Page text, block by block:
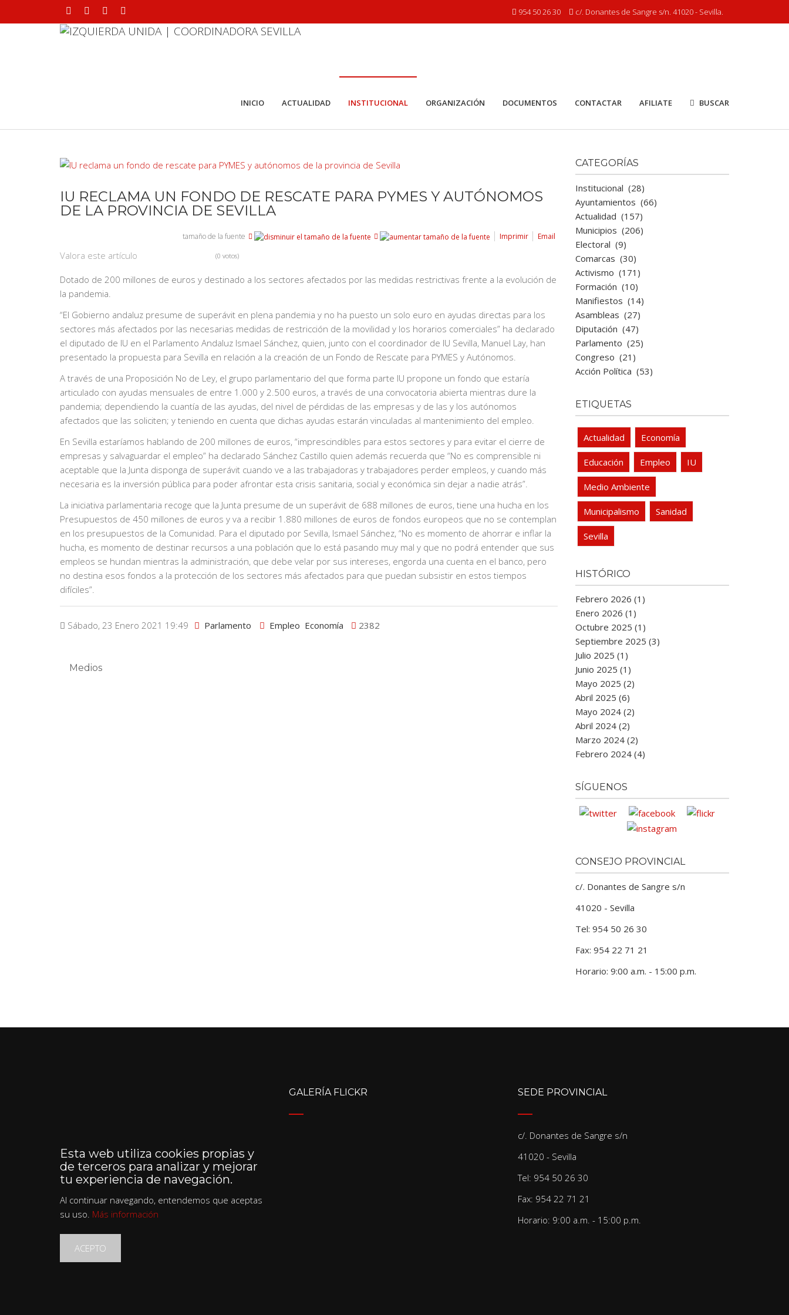
954 50 26 30 c/. Donantes de Sangre s/n. 41020 - Sevilla.
INICIO ACTUALIDAD INSTITUCIONAL ORGANIZACIÓN DOCUMENTOS CONTACTAR AFILIATE BUSCAR
IU RECLAMA UN FONDO DE RESCATE PARA PYMES Y AUTÓNOMOS
DE LA PROVINCIA DE SEVILLA
tamaño de la fuente Imprimir Email
Valora este artículo (0 votos)
Dotado de 200 millones de euros y destinado a los sectores afectados por las medidas restrictivas frente a la evolución de
la pandemia.
“El Gobierno andaluz presume de superávit en plena pandemia y no ha puesto un solo euro en ayudas directas para los
sectores más afectados por las necesarias medidas de restricción de la movilidad y los horarios comerciales” ha declarado
el diputado de IU en el Parlamento Andaluz Ismael Sánchez, quien, junto con el coordinador de IU Sevilla, Manuel Lay, han
presentado la propuesta para Sevilla en relación a la creación de un Fondo de Rescate para PYMES y Autónomos.
A través de una Proposición No de Ley, el grupo parlamentario del que forma parte IU propone un fondo que estaría
articulado con ayudas mensuales de entre 1.000 y 2.500 euros, a través de una convocatoria abierta mientras dure la
pandemia; dependiendo la cuantía de las ayudas, del nivel de pérdidas de las empresas y de las y los autónomos
afectados que las soliciten; y teniendo en cuenta que dichas ayudas estarán vinculadas al mantenimiento del empleo.
En Sevilla estaríamos hablando de 200 millones de euros, “imprescindibles para estos sectores y para evitar el cierre de
empresas y salvaguardar el empleo” ha declarado Sánchez Castillo quien además recuerda que “No es comprensible ni
aceptable que la Junta disponga de superávit cuando ve a las trabajadoras y trabajadores perder empleos, y cuando más
necesaria es la inversión pública para poder afrontar esta crisis sanitaria, social y económica sin dejar a nadie atrás”.
La iniciativa parlamentaria recoge que la Junta presume de un superávit de 688 millones de euros, tiene una hucha en los
Presupuestos de 450 millones de euros y va a recibir 1.880 millones de euros de fondos europeos que no se contemplan
en los presupuestos de la Comunidad. Para el diputado por Sevilla, Ismael Sánchez, “No es momento de ahorrar e inflar la
hucha, es momento de destinar recursos a una población que lo está pasando muy mal y que no podrá entender que sus
empleos se hundan mientras la administración, que debe velar por sus intereses, engorda una cuenta en el banco, pero
no destina esos fondos a la protección de los sectores más afectados para que puedan subsistir en estos tiempos
difíciles”.
Sábado, 23 Enero 2021 19:49 Parlamento Empleo Economía 2382
Medios
CATEGORÍAS
Institucional (28)
Ayuntamientos (66)
Actualidad (157)
Municipios (206)
Electoral (9)
Comarcas (30)
Activismo (171)
Formación (10)
Manifiestos (14)
Asambleas (27)
Diputación (47)
Parlamento (25)
Congreso (21)
Acción Política (53)
ETIQUETAS
Actualidad Economía
Educación Empleo IU
Medio Ambiente
Municipalismo Sanidad
Sevilla
HISTÓRICO
Febrero 2026 (1)
Enero 2026 (1)
Octubre 2025 (1)
Septiembre 2025 (3)
Julio 2025 (1)
Junio 2025 (1)
Mayo 2025 (2)
Abril 2025 (6)
Mayo 2024 (2)
Abril 2024 (2)
Marzo 2024 (2)
Febrero 2024 (4)
SÍGUENOS
CONSEJO PROVINCIAL
c/. Donantes de Sangre s/n
41020 - Sevilla
Tel: 954 50 26 30
Fax: 954 22 71 21
Horario: 9:00 a.m. - 15:00 p.m.
Esta web utiliza cookies propias y
de terceros para analizar y mejorar
tu experiencia de navegación.
Al continuar navegando, entendemos que aceptas
su uso. Más información
ACEPTO
GALERÍA FLICKR SEDE PROVINCIAL
c/. Donantes de Sangre s/n
41020 - Sevilla
Tel: 954 50 26 30
Fax: 954 22 71 21
Horario: 9:00 a.m. - 15:00 p.m.